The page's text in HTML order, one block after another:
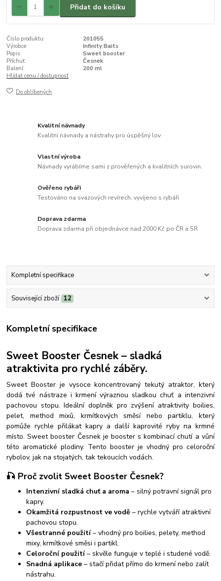
Přidat do košíku
Číslo produktu:
201055
Výrobce:
Infinity Baits
Popis:
Sweet booster
Příchuť:
Česnek
Balení:
200 ml
Hlídat cenu / dostupnost
Do oblíbených
Kvalitní návnady
Kvalitní návnady a nástrahy pro úspěšný lov
Vlastní výroba
Návnady vyrábíme sami z prověřených a kvalitních surovin.
Ověřeno rybáři
Testováno na svazových revírech, vyvíjeno s rybáři
Doprava zdarma
Doprava zdarma při objednávce nad 2000 Kč po ČR a SR
Kompletní specifikace
Související zboží 12
Kompletní specifikace
Sweet Booster Česnek – sladká
atraktivita pro rychlé záběry.
Sweet Booster je vysoce koncentrovaný tekutý atraktor, který
dodá tvé nástraze i krmení výraznou sladkou chuť a intenzivní
pachovou stopu. Ideální doplněk pro zvýšení atraktivity boilies,
pelet, method mixů, krmítkových směsí nebo partiklu, který
pomůže rychle přilákat kapry a další kaprovité ryby na krmné
místo.Sweet booster Česnek je booster s kombinací chutí a vůní
této aromatické plodiny. Tento booster je vhodný pro celoroční
rybolov, jak na stojatých, tak tekoucích vodách.
🎣 Proč zvolit Sweet Booster Česnek?
Intenzivní sladká chuť a aroma – silný potravní signál pro
kapry.
Okamžitá rozpustnost ve vodě – rychle vytváří atraktivní
pachovou stopu.
Všestranné použití– vhodný pro boilies, pelety, method
mixy, krmítkové směsi i partikl.
Celoroční použití– skvěle funguje v teplé i studené vodě.
Snadná aplikace – stačí přidat přímo do krmení nebo zalít
nástrahu.